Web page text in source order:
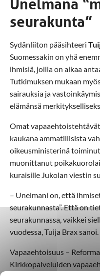
Unelmana
seurakunta”
Sydänliiton pääsihteeri
Suomessakin on yhä
ihmisiä, joilla on aikaa
Tutkimuksen mukaan
sairauksia ja
elämänsä
Omat
kaukana ammatillisista
oikeusministerinä
muonittanut
kuraisille Jukolan viestin
– Unelmani on, että
seurakunnasta”. Että on
seurakunnassa, vaikkei
vuodessa, Tuija Brax sanoi.
Vapaaehtoisuus –
Kirkkopalveluiden